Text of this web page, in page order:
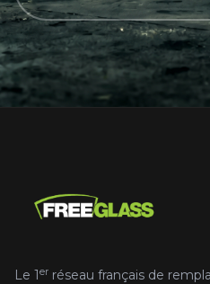
Le 1er réseau français de